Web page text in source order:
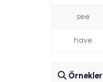
see
have
Örnekler